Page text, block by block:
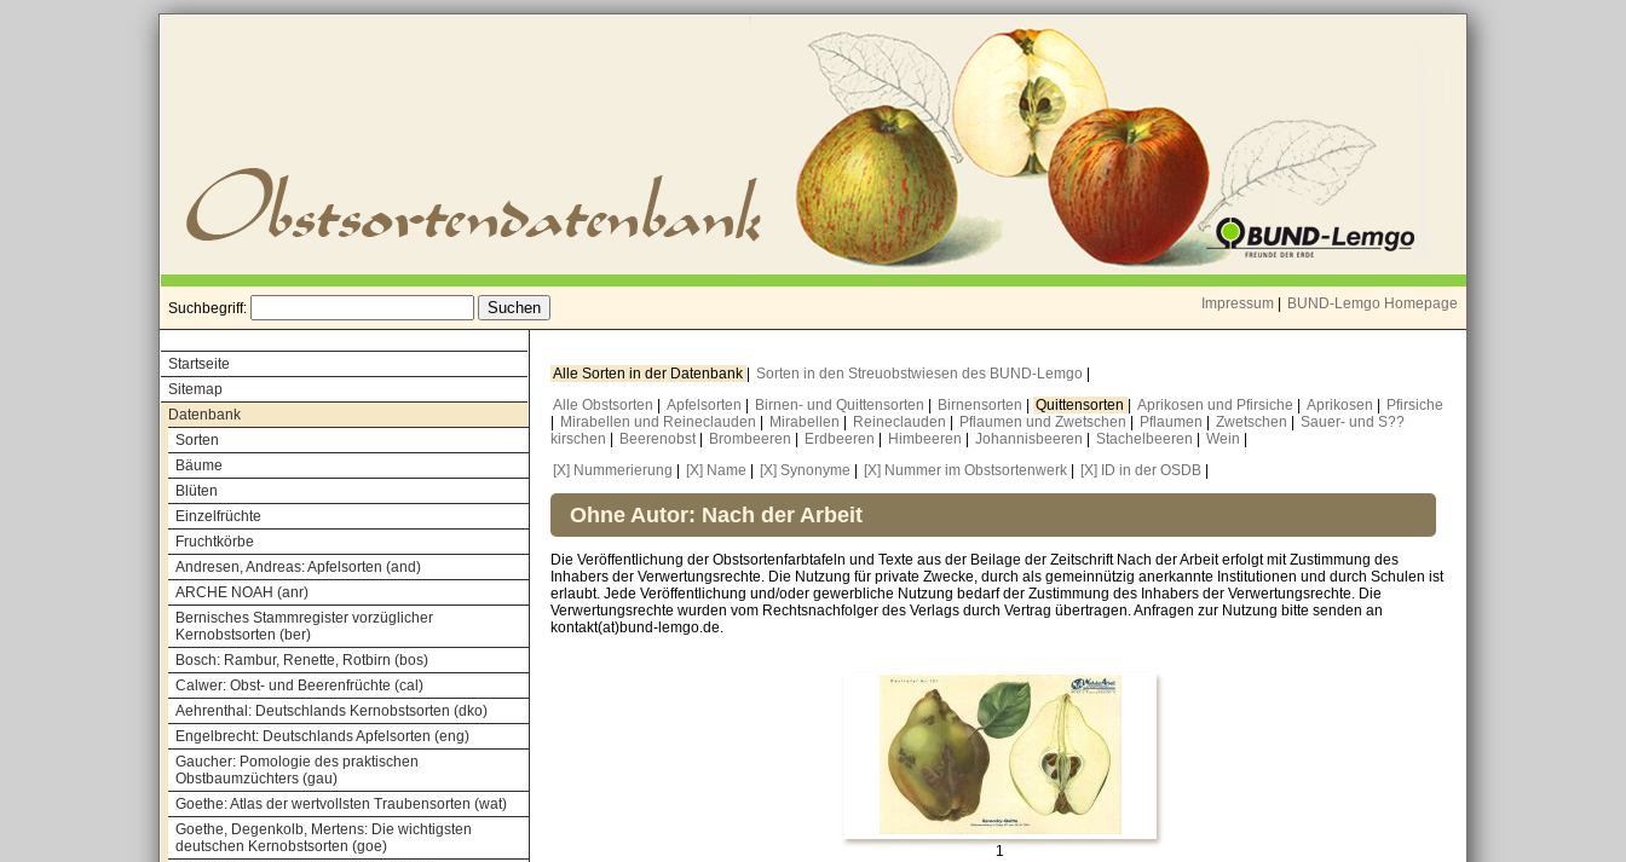
Suchbegriff: Impressum BUND-Lemgo Homepage
Startseite
Sitemap
Datenbank
Sorten
Bäume
Blüten
Einzelfrüchte
Fruchtkörbe
Andresen, Andreas: Apfelsorten (and)
ARCHE NOAH (anr)
Bernisches Stammregister vorzüglicher
Kernobstsorten (ber)
Bosch: Rambur, Renette, Rotbirn (bos)
Calwer: Obst- und Beerenfrüchte (cal)
Aehrenthal: Deutschlands Kernobstsorten (dko)
Engelbrecht: Deutschlands Apfelsorten (eng)
Gaucher: Pomologie des praktischen
Obstbaumzüchters (gau)
Goethe: Atlas der wertvollsten Traubensorten (wat)
Goethe, Degenkolb, Mertens: Die wichtigsten
deutschen Kernobstsorten (goe)
Alle Sorten in der Datenbank Sorten in den Streuobstwiesen des BUND-Lemgo
Alle Obstsorten
Apfelsorten Birnen- und Quittensorten Birnensorten Quittensorten Aprikosen und Pfirsiche Aprikosen
Pfirsiche
Mirabellen und Reineclauden Mirabellen Reineclauden Pflaumen und Zwetschen Pflaumen Zwetschen
Sauer- und S??
kirschen
Beerenobst Brombeeren Erdbeeren Himbeeren Johannisbeeren Stachelbeeren Wein
[X] Nummerierung
[X] Name [X] Synonyme [X] Nummer im Obstsortenwerk [X] ID in der OSDB
Ohne Autor: Nach der Arbeit
Die Veröffentlichung der Obstsortenfarbtafeln und Texte aus der Beilage der Zeitschrift Nach der Arbeit erfolgt mit Zustimmung des
Inhabers der Verwertungsrechte. Die Nutzung für private Zwecke, durch als gemeinnützig anerkannte Institutionen und durch Schulen ist
erlaubt. Jede Veröffentlichung und/oder gewerbliche Nutzung bedarf der Zustimmung des Inhabers der Verwertungsrechte. Die
Verwertungsrechte wurden vom Rechtsnachfolger des Verlags durch Vertrag übertragen. Anfragen zur Nutzung bitte senden an
kontakt(at)bund-lemgo.de.
1